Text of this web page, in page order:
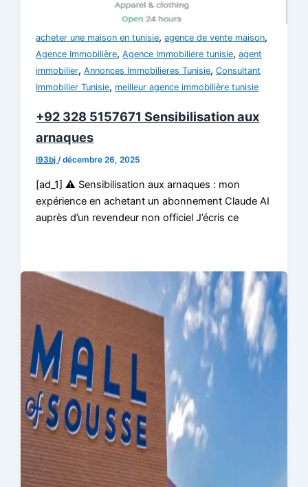
acheter une maison en tunisie,agence de vente maison,
Agence Immobilière,Agence Immobiliere tunisie,agent
immobilier,Annonces Immobilieres Tunisie,Consultant
Immobilier Tunisie, meilleur agence immobilière tunisie
+92 328 5157671 Sensibilisation aux
arnaques
l93bj/décembre 26, 2025
[ad_1] ⚠️ Sensibilisation aux arnaques : mon
expérience en achetant un abonnement Claude AI
auprès d’un revendeur non officiel J’écris ce